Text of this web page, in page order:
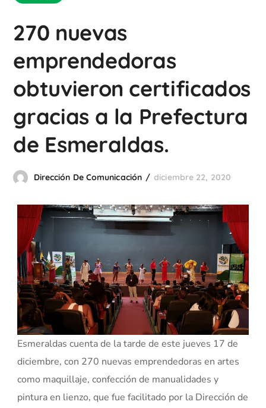
270 nuevas
emprendedoras
obtuvieron certificados
gracias a la Prefectura
de Esmeraldas.
Dirección De Comunicación diciembre 22, 2020
Esmeraldas cuenta de la tarde de este jueves 17 de
diciembre, con 270 nuevas emprendedoras en artes
como maquillaje, confección de manualidades y
pintura en lienzo, que fue facilitado por la Dirección de